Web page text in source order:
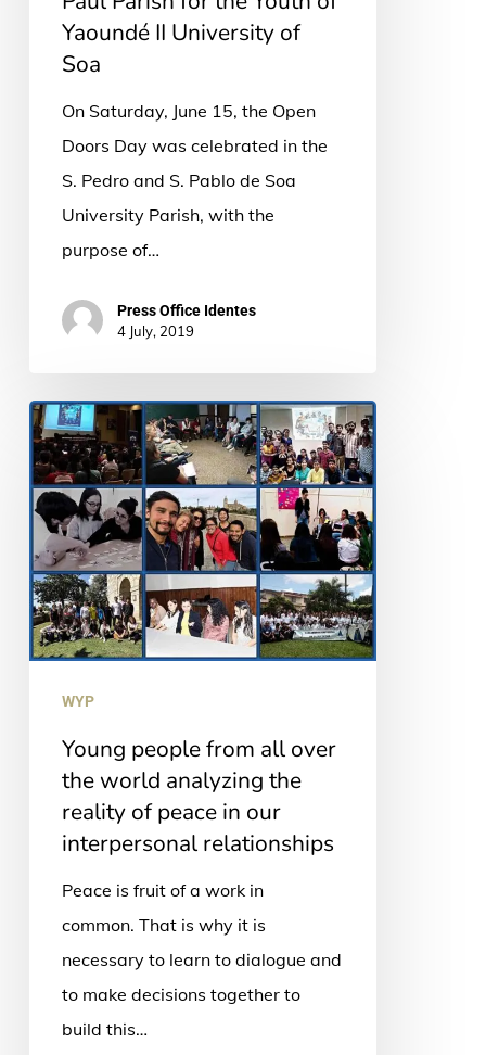
Yaoundé
University
Yaoundé II University of
Soa
On Saturday, June 15, the Open
Doors Day was celebrated in the
S. Pedro and S. Pablo de Soa
University Parish, with the
purpose of…
Press Office Identes
4 July, 2019
Young
people
from
all
over
the
world
analyzing
interpersonal
relationships
WYP
Young people from all over
the world analyzing the
reality of peace in our
interpersonal relationships
Peace is fruit of a work in
common. That is why it is
necessary to learn to dialogue and
to make decisions together to
build this…